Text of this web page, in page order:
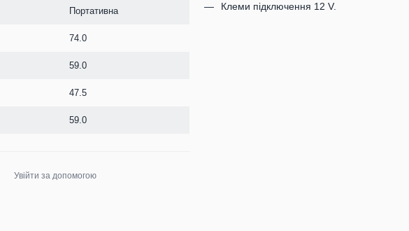
Портативна
74.0
59.0
47.5
59.0
Увійти за допомогою
Клеми підключення 12 V.